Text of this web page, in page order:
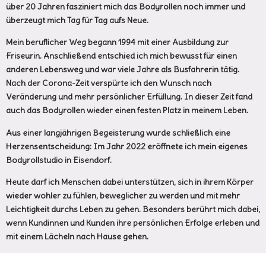
über 20 Jahren fasziniert mich das Bodyrollen noch immer und
überzeugt mich Tag für Tag aufs Neue.
Mein beruflicher Weg begann 1994 mit einer Ausbildung zur
Friseurin. Anschließend entschied ich mich bewusst für einen
anderen Lebensweg und war viele Jahre als Busfahrerin tätig.
Nach der Corona-Zeit verspürte ich den Wunsch nach
Veränderung und mehr persönlicher Erfüllung. In dieser Zeit fand
auch das Bodyrollen wieder einen festen Platz in meinem Leben.
Aus einer langjährigen Begeisterung wurde schließlich eine
Herzensentscheidung: Im Jahr 2022 eröffnete ich mein eigenes
Bodyrollstudio in Eisendorf.
Heute darf ich Menschen dabei unterstützen, sich in ihrem Körper
wieder wohler zu fühlen, beweglicher zu werden und mit mehr
Leichtigkeit durchs Leben zu gehen. Besonders berührt mich dabei,
wenn Kundinnen und Kunden ihre persönlichen Erfolge erleben und
mit einem Lächeln nach Hause gehen.